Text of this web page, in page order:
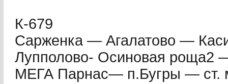
К-679
Сарженка — Агалатово —
Лупполово- Осиновая
МЕГА Парнас— п.Бугры — ст.